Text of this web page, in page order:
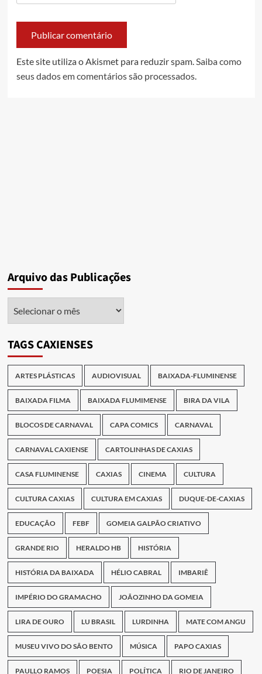
Este site utiliza o Akismet para reduzir spam.Saiba como
seus dados em comentários são processados.
Arquivo das Publicações
TAGS CAXIENSES
ARTES PLÁSTICAS AUDIOVISUAL BAIXADA-FLUMINENSE
BAIXADA FILMA BAIXADA FLUMIMENSE BIRA DA VILA
BLOCOS DE CARNAVAL CAPA COMICS CARNAVAL
CARNAVAL CAXIENSE CARTOLINHAS DE CAXIAS
CASA FLUMINENSE CAXIAS CINEMA CULTURA
CULTURA CAXIAS CULTURA EM CAXIAS DUQUE-DE-CAXIAS
EDUCAÇÃO FEBF GOMEIA GALPÃO CRIATIVO
GRANDE RIO HERALDO HB HISTÓRIA
HISTÓRIA DA BAIXADA HÉLIO CABRAL IMBARIÊ
IMPÉRIO DO GRAMACHO JOÃOZINHO DA GOMEIA
LIRA DE OURO LU BRASIL LURDINHA MATE COM ANGU
MUSEU VIVO DO SÃO BENTO MÚSICA PAPO CAXIAS
PAULLO RAMOS POESIA POLÍTICA RIO DE JANEIRO